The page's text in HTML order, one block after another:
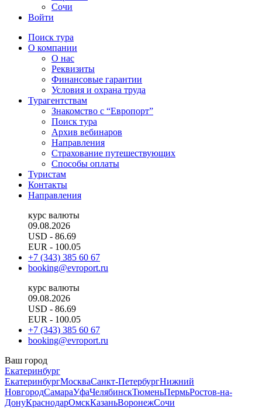
Сочи
Войти
Поиск тура
О компании
О нас
Реквизиты
Финансовые гарантии
Условия и охрана труда
Турагентствам
Знакомство с “Европорт”
Поиск тура
Архив вебинаров
Направления
Страхование путешествующих
Способы оплаты
Туристам
Контакты
Направления
курс валюты
09.08.2026
USD - 86.69
EUR - 100.05
+7 (343) 385 60 67
booking@evroport.ru
курс валюты
09.08.2026
USD - 86.69
EUR - 100.05
+7 (343) 385 60 67
booking@evroport.ru
Ваш город
Екатеринбург
ЕкатеринбургМоскваСанкт-ПетербургНижний
НовгородСамараУфаЧелябинскТюменьПермьРостов-на-
ДонуКраснодарОмскКазаньВоронежСочи